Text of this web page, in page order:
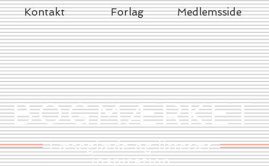
BOGMÆRKET
Læseglæde og litterær
inspiration
Kontakt Forlag Medlemsside